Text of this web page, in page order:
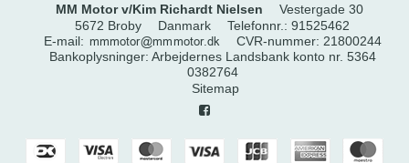
MM Motor v/Kim Richardt Nielsen
Vestergade 30
5672 Broby
Danmark Telefonnr. : 91525462
E-mail: CVR-nummer: 21800244
Bankoplysninger: Arbejdernes Landsbank konto nr. 5364
0382764
Sitemap